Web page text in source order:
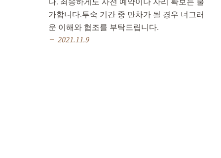
가합니다.투숙 기간 중 만차가 될 경우 너그러
운 이해와 협조를 부탁드립니다.
remove 2021.11.9